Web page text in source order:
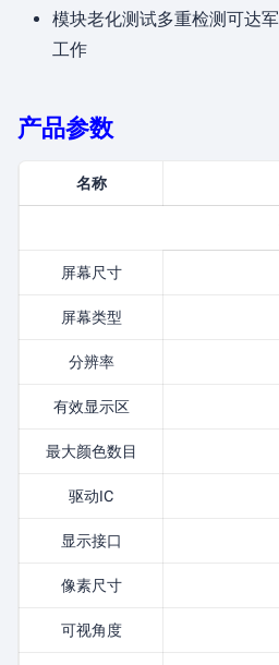
模块老化测试多重检测可达
工作
产品参数
名称
屏幕尺寸
屏幕类型
分辨率
有效显示区
最大颜色数目
驱动IC
显示接口
像素尺寸
可视角度